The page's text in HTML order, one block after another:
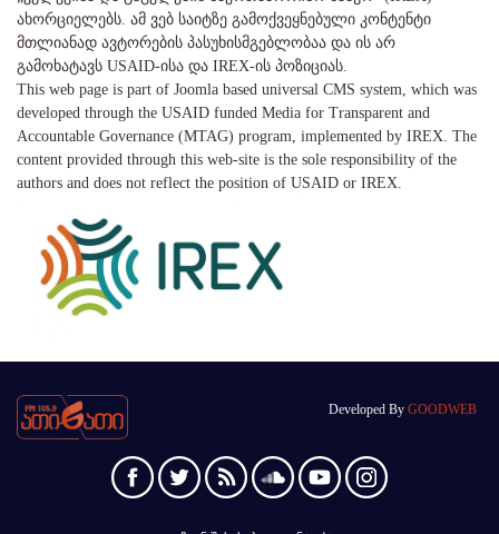
ახორციელებს. ამ ვებ საიტზე გამოქვეყნებული კონტენტი
მთლიანად ავტორების პასუხისმგებლობაა და ის არ
გამოხატავს USAID-ისა და IREX-ის პოზიციას.
This web page is part of Joomla based universal CMS system, which was
developed through the USAID funded Media for Transparent and
Accountable Governance (MTAG) program, implemented by IREX. The
content provided through this web-site is the sole responsibility of the
authors and does not reflect the position of USAID or IREX.
Developed By GOODWEB